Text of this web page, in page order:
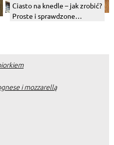
Ciasto na knedle – jak zrobić?
Proste i sprawdzone
i mozzarellą